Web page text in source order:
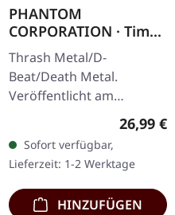
PHANTOM
CORPORATION · Time
And Tide | ORANGE
MARBLED LP
Thrash Metal/D-
Beat/Death Metal.
Veröffentlicht am
12.12.2025, auf Supreme
Chaos Records. Orange
marmoriertes Vinyl mit
Insert. Limitiert auf 150…
26,99 €
Sofort verfügbar,
Lieferzeit: 1-2 Werktage
HINZUFÜGEN